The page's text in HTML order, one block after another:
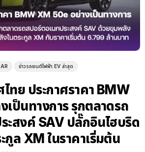
ข่าวรถยนต์ไฟฟ้า EV ล่าสุด
ไทย ประกาศราคา BMW
เป็นทางการ รุกตลาดรถ
ะสงค์ SAV ปลั๊กอินไฮบริด
กูล XM ในราคาเริ่มต้น